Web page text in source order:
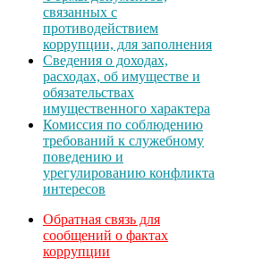
связанных с
противодействием
коррупции, для заполнения
Сведения о доходах,
расходах, об имуществе и
обязательствах
имущественного характера
Комиссия по соблюдению
требований к служебному
поведению и
урегулированию конфликта
интересов
Обратная связь для
сообщений о фактах
коррупции